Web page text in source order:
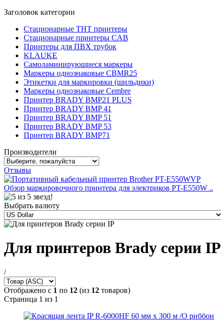
Заголовок категории
Стационарные THT принтеры
Стационарные принтеры CAB
Принтеры для ПВХ трубок
KLAUKE
Самоламинирующиеся маркеры
Маркеры однознаковые CBMR25
Этикетки для маркировки (шильдики)
Маркеры однознаковые Cembre
Принтер BRADY BMP21 PLUS
Принтер BRADY BMP 41
Принтер BRADY BMP 51
Принтер BRADY BMP 53
Принтер BRADY BMP71
Производители
Отзывы
Обзор маркировочного принтера для электриков PT-E550W ..
Выбрать валюту
Для принтеров Brady серии IP
/
Отображено с 1 по 12 (из 12 товаров)
Страница 1 из 1